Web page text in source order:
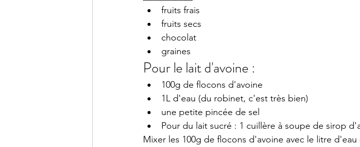
fruits frais
fruits secs
chocolat
graines
Pour le lait d'avoine :
100g de flocons d'avoine
1L d'eau (du robinet, c'est très bien)
une petite pincée de sel
Pour du lait sucré : 1 cuillère à soupe de sirop
Mixer les 100g de flocons d'avoine avec le litre